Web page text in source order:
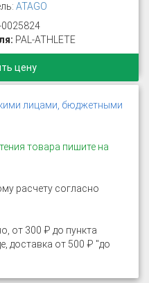
ATAGO
0025824
PAL-ATHLETE
цену
лицами, бюджетными
товара пишите на
расчету согласно
от 300 ₽ до пункта
доставка от 500 ₽ "до